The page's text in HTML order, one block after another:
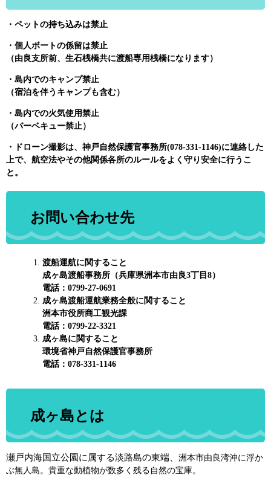
・ペットの持ち込みは禁止
・個人ボートの係留は禁止
（由良支所前、生石桟橋共に渡船専用桟橋になります）
・島内でのキャンプ禁止
（宿泊を伴うキャンプも含む）
・島内での火気使用禁止
（バーベキュー禁止）
・ドローン撮影は、神戸自然保護官事務所(078-331-1146)に連絡した
上で、​航空法やその他関係各所のルールをよく守り安全に行うこ
と。
お問い合わせ先
渡船運航に関すること
成ヶ島渡船事務所（兵庫県洲本市由良3丁目8）
電話：0799-27-0691
成ヶ島渡船運航業務全般に関すること
洲本市役所商工観光課
電話：0799-22-3321
成ヶ島に関すること
環境省神戸自然保護官事務所
電話：078-331-1146 ​
成ヶ島とは
瀬戸内海国立公園に属する淡路島の東端、 洲本市由良湾沖に浮か
ぶ無人島。貴重な動植物が数多く残る自然の宝庫。